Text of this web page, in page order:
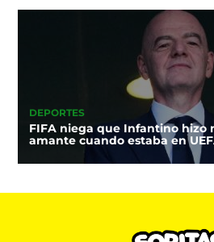
DEPORTES
FIFA niega que Infantino hizo
amante cuando estaba en